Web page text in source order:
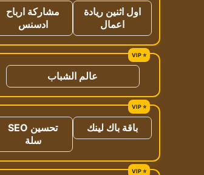
اول اثنين ريادة
اعمال
مشاركة ارباح
ادسنس
عالم الشباب
باقة باك لينك
تحسين SEO
سلة